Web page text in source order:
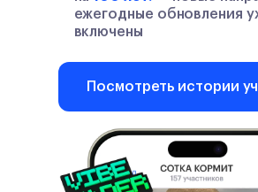
ежегодные обновления
включены
Посмотреть истории